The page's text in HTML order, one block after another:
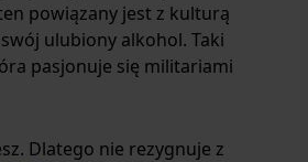
powiązany jest z kulturą
ulubiony alkohol. Taki
pasjonuje się militariami
Dlatego nie rezygnuje z